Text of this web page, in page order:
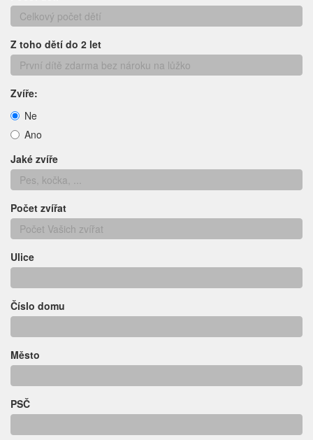
Z toho dětí do 2 let
Zvíře:
Ne
Ano
Jaké zvíře
Počet zvířat
Ulice
Číslo domu
Město
PSČ